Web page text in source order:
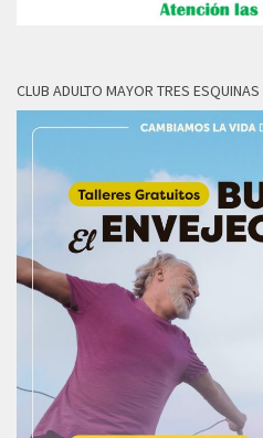
CLUB ADULTO MAYOR TRES ESQUINAS